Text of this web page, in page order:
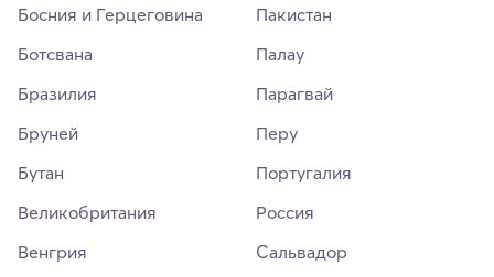
Босния и Герцеговина
Ботсвана
Бразилия
Бруней
Бутан
Великобритания
Венгрия
Пакистан
Палау
Парагвай
Перу
Португалия
Россия
Сальвадор